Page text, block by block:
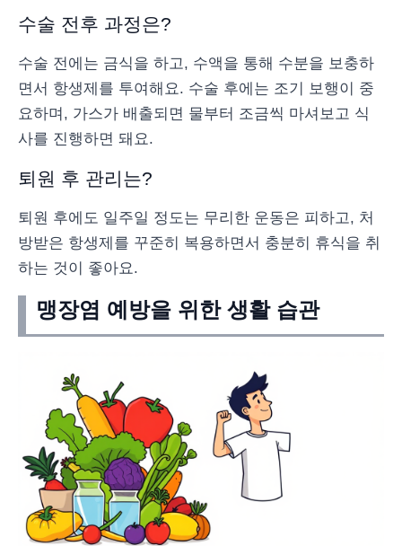
수술 전후 과정은?
수술 전에는 금식을 하고, 수액을 통해 수분을 보충하
면서 항생제를 투여해요. 수술 후에는 조기 보행이 중
요하며, 가스가 배출되면 물부터 조금씩 마셔보고 식
사를 진행하면 돼요.
퇴원 후 관리는?
퇴원 후에도 일주일 정도는 무리한 운동은 피하고, 처
방받은 항생제를 꾸준히 복용하면서 충분히 휴식을 취
하는 것이 좋아요.
맹장염 예방을 위한 생활 습관